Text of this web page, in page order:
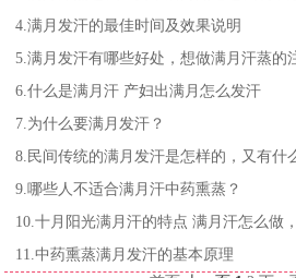
4.满月发汗的最佳时间及效果说明
5.满月发汗有哪些好处，想做满月汗蒸的
6.什么是满月汗 产妇出满月怎么发汗
7.为什么要满月发汗？
8.民间传统的满月发汗是怎样的，又有什
9.哪些人不适合满月汗中药熏蒸？
10.十月阳光满月汗的特点 满月汗怎么做
11.中药熏蒸满月发汗的基本原理